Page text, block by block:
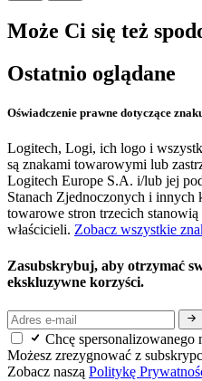
Może Ci się też
Ostatnio oglądane
Oświadczenie prawne dotyczące
Logitech, Logi, ich logo i
są znakami towarowymi lub
Logitech Europe S.A. i/lub jej
Stanach Zjednoczonych i innych
towarowe stron trzecich
właścicieli. Zobacz wszystkie
Zasubskrybuj, aby otrzymać
ekskluzywne korzyści.
Chcę
Możesz zrezygnować z
Zobacz naszą Politykę